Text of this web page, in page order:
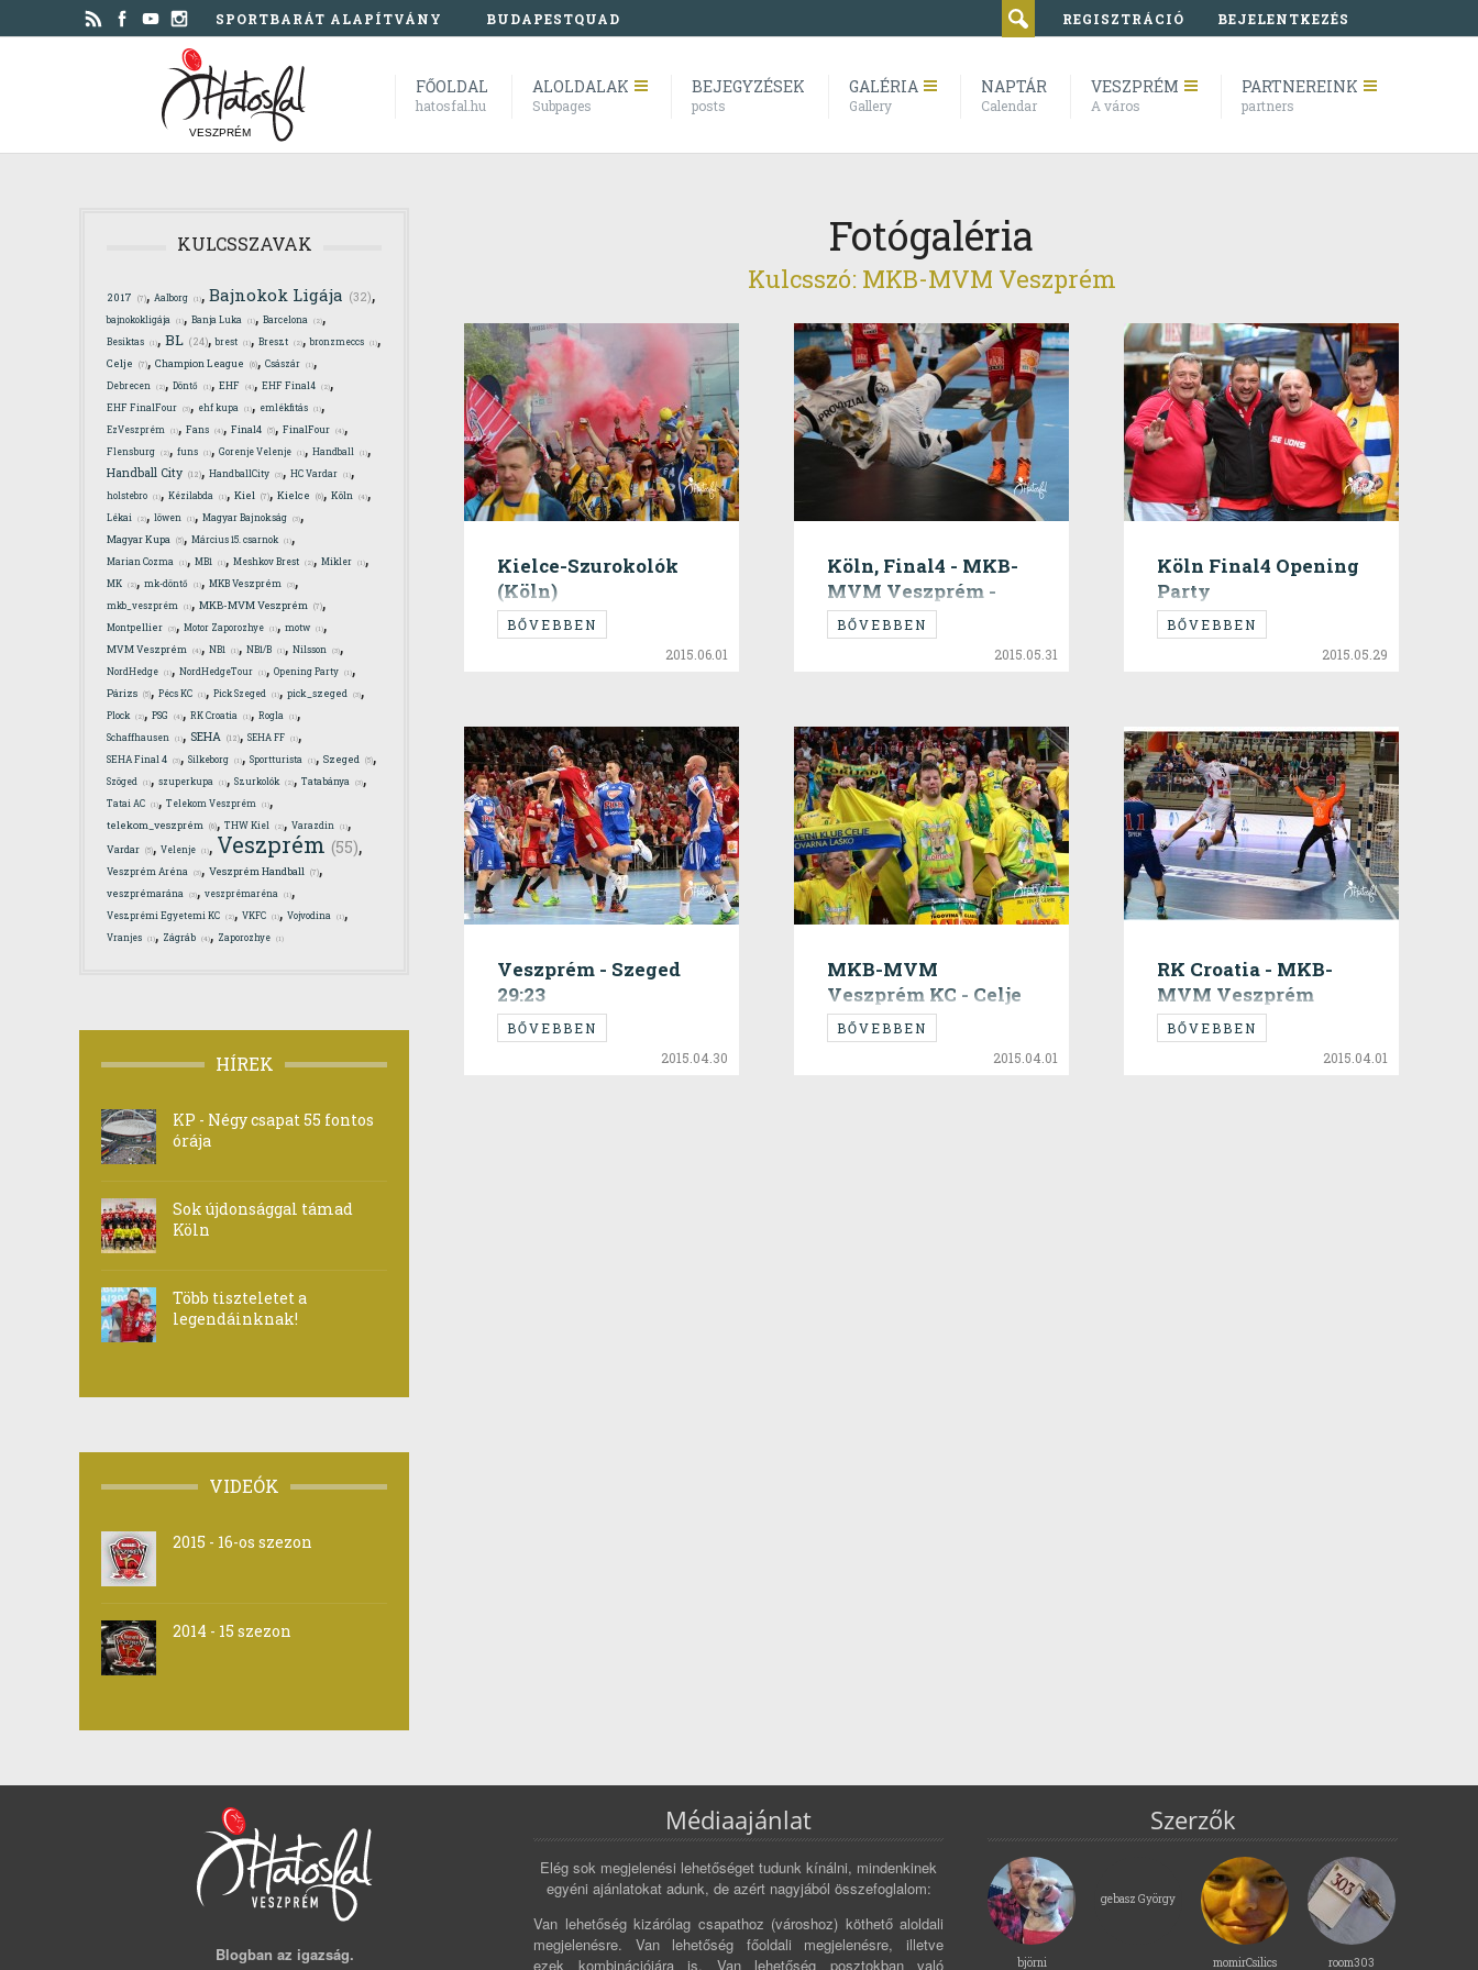
SPORTBARÁT ALAPÍTVÁNY BUDAPESTQUAD REGISZTRÁCIÓ BEJELENTKEZÉS
VESZPRÉM
FŐOLDAL
hatosfal.hu
ALOLDALAK
Subpages
BEJEGYZÉSEK
posts
GALÉRIA
Gallery
NAPTÁR
Calendar
VESZPRÉM
A város
PARTNEREINK
partners
Fotógaléria
Kulcsszó: MKB-MVM Veszprém
Kielce-Szurokolók
(Köln)
BŐVEBBEN
2015.06.01
Köln, Final4 - MKB-
MVM Veszprém -
THW Kiel
BŐVEBBEN
2015.05.31
Köln Final4 Opening
Party
BŐVEBBEN
2015.05.29
Veszprém - Szeged
29:23
BŐVEBBEN
2015.04.30
MKB-MVM
Veszprém KC - Celje
BŐVEBBEN
2015.04.01
RK Croatia - MKB-
MVM Veszprém
BŐVEBBEN
2015.04.01
KULCSSZAVAK
2017 (7), Aalborg (1), Bajnokok Ligája (32),
bajnokokligája (1), Banja Luka (1), Barcelona (2),
Besiktas (1), BL (24),brest (1), Breszt (2),bronzmeccs (1),
Celje (7), Champion League (6), Császár (1),
Debrecen (2), Döntő (1), EHF (4), EHF Final4 (2),
EHF FinalFour (3), ehf kupa (1), emlékfitás (1),
EzVeszprém (1), Fans (4), Final4 (5), FinalFour (4),
Flensburg (2), funs (1), Gorenje Velenje (1), Handball (1),
Handball City (12), HandballCity (3), HC Vardar (1),
holstebro (1), Kézilabda (1), Kiel (7), Kielce (6), Köln (4),
Lékai (2), löwen (1), Magyar Bajnokság (3),
Magyar Kupa (5), Március 15. csarnok (1),
Marian Cozma (1), MB1 (1), Meshkov Brest (2), Mikler (1),
MK (2), mk-döntő (1), MKB Veszprém (3),
mkb_veszprém (1), MKB-MVM Veszprém (7),
Montpellier (3), Motor Zaporozhye (1), motw (1),
MVM Veszprém (4), NB1 (1), NB1/B (1), Nilsson (3),
NordHedge (1), NordHedgeTour (1), Opening Party (1),
Párizs (5), Pécs KC (1), Pick Szeged (1), pick_szeged (3),
Plock (2), PSG (4), RK Croatia (1), Rogla (1),
Schaffhausen (1), SEHA (12), SEHA FF (1),
SEHA Final 4 (3), Silkeborg (1), Sportturista (1), Szeged (5),
Szöged (1), szuperkupa (1), Szurkolók (2), Tatabánya (3),
Tatai AC (1), Telekom Veszprém (1),
telekom_veszprém (6), THW Kiel (2), Varazdin (1),
Vardar (5), Velenje (1), Veszprém (55),
Veszprém Aréna (3), Veszprém Handball (7),
veszprémarána (3), veszprémaréna (1),
Veszprémi Egyetemi KC (2), VKFC (1), Vojvodina (1),
Vranjes (1), Zágráb (4), Zaporozhye (1)
HÍREK
KP - Négy csapat 55 fontos
órája
Sok újdonsággal támad
Köln
Több tiszteletet a
legendáinknak!
VIDEÓK
2015 - 16-os szezon
2014 - 15 szezon
Blogban az igazság.
Médiaajánlat
Elég sok megjelenési lehetőséget tudunk kínálni, mindenkinek
egyéni ajánlatokat adunk, de azért nagyjából összefoglalom:
Van lehetőség kizárólag csapathoz (városhoz) köthető aloldali
megjelenésre. Van lehetőség főoldali megjelenésre, illetve
ezek kombinációjára is. Van lehetőség posztokban való
Szerzők
björni
gebasz György
momirCsilics room303